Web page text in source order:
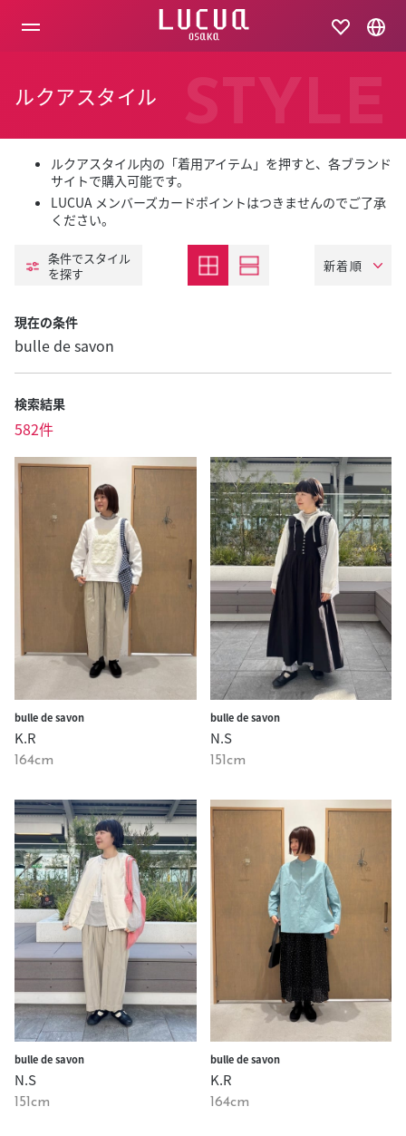
ルクアスタイル STYLE
ルクアスタイル内の「着用アイテム」を押すと、各ブランド
サイトで購入可能です。
LUCUA メンバーズカードポイントはつきませんのでご了承
ください。
現在の条件
bulle de savon
検索結果
582件
条件でスタイル
を探す
bulle de savon
K.R
164cm
bulle de savon
N.S
151cm
bulle de savon
N.S
151cm
bulle de savon
K.R
164cm